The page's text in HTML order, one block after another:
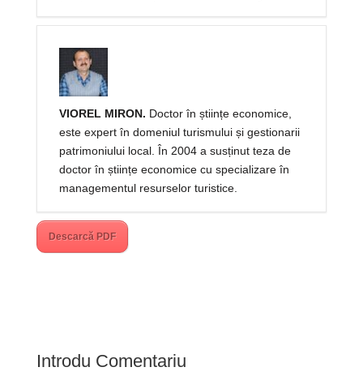
VIOREL MIRON. Doctor în științe economice,
este expert în domeniul turismului și gestionarii
patrimoniului local. În 2004 a susținut teza de
doctor în științe economice cu specializare în
managementul resurselor turistice.
Descarcă PDF
Introdu Comentariu